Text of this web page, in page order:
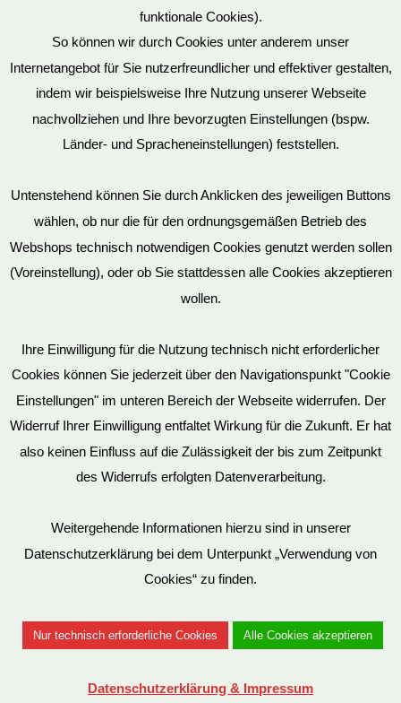
Datenschutz
Mein Konto
Vertrag widerrufen
Impressum
Bitte beachten Sie, dass wir für einen zunehmenden Teil der von
uns hergestellten SM-Möbel deutsche Geschmacksmuster beim
Deutschen Patent und Markenamt (DPMA) haben eintragen
Genehmigung zu benutzen. Entsprechende Verstöße werden von
uns juristisch verfolgt.
funktionale Cookies).
So können wir durch Cookies unter anderem unser
Internetangebot für Sie nutzerfreundlicher und effektiver gestalten,
indem wir beispielsweise Ihre Nutzung unserer Webseite
nachvollziehen und Ihre bevorzugten Einstellungen (bspw.
Länder- und Spracheneinstellungen) feststellen.
Untenstehend können Sie durch Anklicken des jeweiligen Buttons
wählen, ob nur die für den ordnungsgemäßen Betrieb des
Webshops technisch notwendigen Cookies genutzt werden sollen
(Voreinstellung), oder ob Sie stattdessen alle Cookies akzeptieren
wollen.
Ihre Einwilligung für die Nutzung technisch nicht erforderlicher
Cookies können Sie jederzeit über den Navigationspunkt "Cookie
Einstellungen" im unteren Bereich der Webseite widerrufen. Der
Widerruf Ihrer Einwilligung entfaltet Wirkung für die Zukunft. Er hat
also keinen Einfluss auf die Zulässigkeit der bis zum Zeitpunkt
des Widerrufs erfolgten Datenverarbeitung.
Weitergehende Informationen hierzu sind in unserer
Datenschutzerklärung bei dem Unterpunkt „Verwendung von
Cookies“ zu finden.
Nur technisch erforderliche Cookies Alle Cookies akzeptieren
Datenschutzerklärung & Impressum